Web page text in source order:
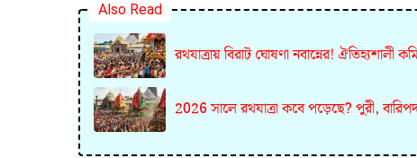
Also Read
রথযাত্রায় বিরাট ঘোষণা নবান্নের!
2026 সালে রথযাত্রা কবে পড়েছে? পুরী,